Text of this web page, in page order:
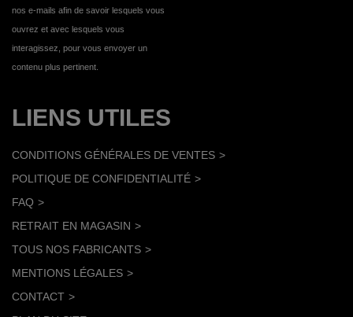
nos e-mails afin de savoir lesquels vous
ouvrez et avec lesquels vous
interagissez, pour vous envoyer un
contenu plus pertinent.
LIENS UTILES
CONDITIONS GÉNÉRALES DE VENTES
POLITIQUE DE CONFIDENTIALITÉ
FAQ
RETRAIT EN MAGASIN
TOUS NOS FABRICANTS
MENTIONS LÉGALES
CONTACT